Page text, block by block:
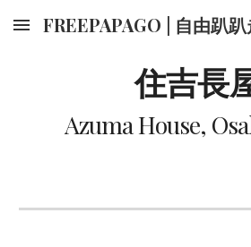
Skip to main content
FREEPAPAGO | 自由趴趴
住吉長
Azuma House,